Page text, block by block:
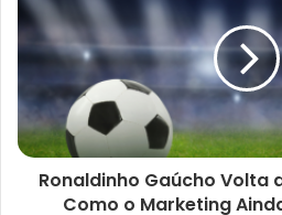
Ronaldinho Gaúcho Volta
Como o Marketing